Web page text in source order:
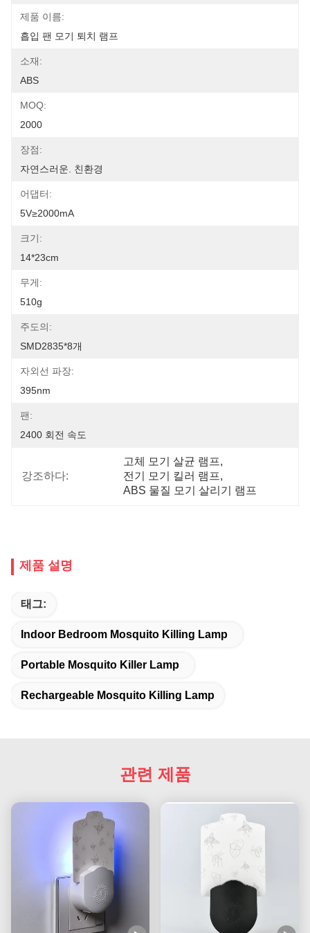
제품 이름:
흡입 팬 모기 퇴치 램프
소재:
ABS
MOQ:
2000
장점:
자연스러운. 친환경
어댑터:
5V≥2000mA
크기:
14*23cm
무게:
510g
주도의:
SMD2835*8개
자외선 파장:
395nm
팬:
2400 회전 속도
강조하다:
고체 모기 살균 램프,
전기 모기 킬러 램프,
ABS 물질 모기 살리기 램프
제품 설명
태그:
Indoor Bedroom Mosquito Killing Lamp
Portable Mosquito Killer Lamp
Rechargeable Mosquito Killing Lamp
관련 제품